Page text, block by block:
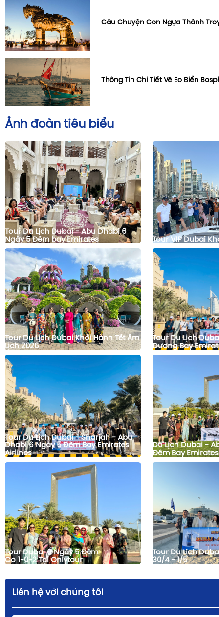
Câu Chuyện Con Ngựa Thành
Thông Tin Chi Tiết Về Eo Biển
Ảnh đoàn tiêu biểu
Tour Du Lịch Dubai - Abu Dhabi 6
Ngày 5 Đêm bay Emirates
Tour VIP Dubai
Tour Du Lịch Dubai Khởi Hành Tết Âm
Lịch 2026
Tour Du Lịch
Dương Bay
Tour Du Lịch Dubai - Sharjah - Abu
Dhabi 6 Ngày 5 Đêm Bay Emirates
Airlines
Du Lịch Dubai -
Đêm Bay
Tour Dubai 6 Ngày 5 Đêm
Có 1-0-2 Tại Onlytour
Tour Du Lịch
30/4 - 1/5
Liên hệ với chúng tôi